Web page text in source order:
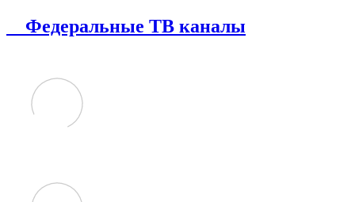
Федеральные ТВ каналы